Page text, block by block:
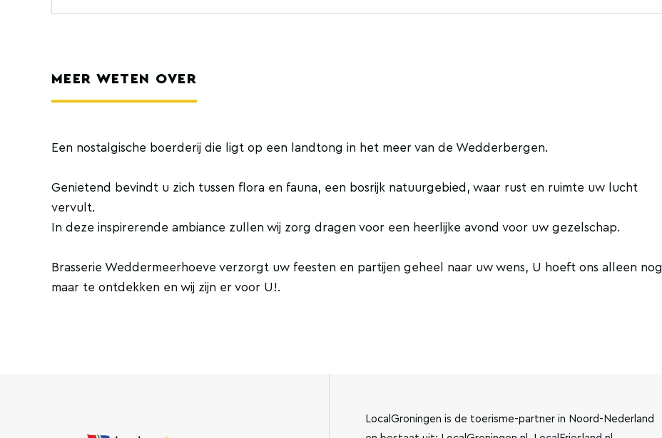
MEER WETEN OVER
Een nostalgische boerderij die ligt op een landtong in het meer van de Wedderbergen.
Genietend bevindt u zich tussen flora en fauna, een bosrijk natuurgebied, waar rust en ruimte uw lucht
vervult.
In deze inspirerende ambiance zullen wij zorg dragen voor een heerlijke avond voor uw gezelschap.
Brasserie Weddermeerhoeve verzorgt uw feesten en partijen geheel naar uw wens, U hoeft ons alleen nog
maar te ontdekken en wij zijn er voor U!.
LocalGroningen is de toerisme-partner in Noord-Nederland